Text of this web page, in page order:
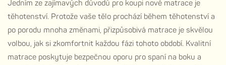
Jedním ze zajímavých důvodů pro koupi nové matrace je
těhotenství. Protože vaše tělo prochází během těhotenství a
po porodu mnoha změnami, přizpůsobivá matrace je skvělou
volbou, jak si zkomfortnit každou fázi tohoto období. Kvalitní
matrace poskytuje bezpečnou oporu pro spaní na boku a